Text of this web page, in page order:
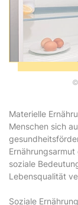
Materielle
Menschen sich
soziale
Lebensqualität
Soziale